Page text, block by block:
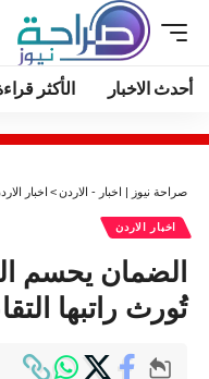
أحدث الاخبار الأكثر
صراحة نيوز | اخبار - الاردن> اخبار
اخبار الاردن
الضمان يحسم
تُورث راتبها